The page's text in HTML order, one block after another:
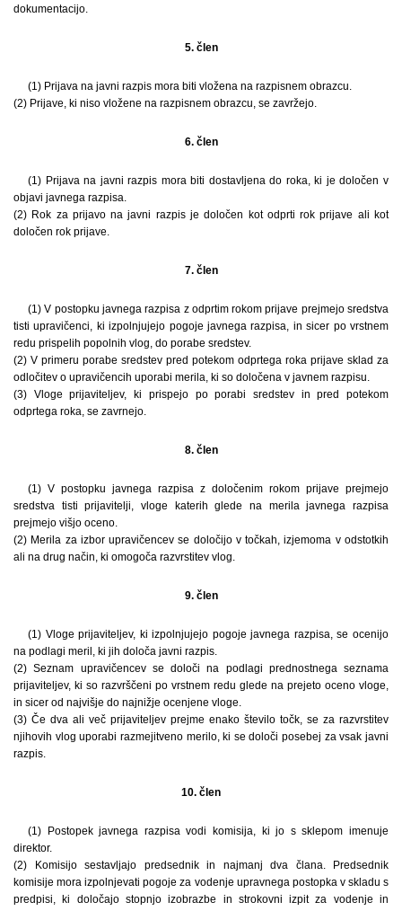
dokumentacijo.
5. člen
(1) Prijava na javni razpis mora biti vložena na razpisnem obrazcu.
(2) Prijave, ki niso vložene na razpisnem obrazcu, se zavržejo.
6. člen
(1) Prijava na javni razpis mora biti dostavljena do roka, ki je določen v
objavi javnega razpisa.
(2) Rok za prijavo na javni razpis je določen kot odprti rok prijave ali kot
določen rok prijave.
7. člen
(1) V postopku javnega razpisa z odprtim rokom prijave prejmejo sredstva
tisti upravičenci, ki izpolnjujejo pogoje javnega razpisa, in sicer po vrstnem
redu prispelih popolnih vlog, do porabe sredstev.
(2) V primeru porabe sredstev pred potekom odprtega roka prijave sklad za
odločitev o upravičencih uporabi merila, ki so določena v javnem razpisu.
(3) Vloge prijaviteljev, ki prispejo po porabi sredstev in pred potekom
odprtega roka, se zavrnejo.
8. člen
(1) V postopku javnega razpisa z določenim rokom prijave prejmejo
sredstva tisti prijavitelji, vloge katerih glede na merila javnega razpisa
prejmejo višjo oceno.
(2) Merila za izbor upravičencev se določijo v točkah, izjemoma v odstotkih
ali na drug način, ki omogoča razvrstitev vlog.
9. člen
(1) Vloge prijaviteljev, ki izpolnjujejo pogoje javnega razpisa, se ocenijo
na podlagi meril, ki jih določa javni razpis.
(2) Seznam upravičencev se določi na podlagi prednostnega seznama
prijaviteljev, ki so razvrščeni po vrstnem redu glede na prejeto oceno vloge,
in sicer od najvišje do najnižje ocenjene vloge.
(3) Če dva ali več prijaviteljev prejme enako število točk, se za razvrstitev
njihovih vlog uporabi razmejitveno merilo, ki se določi posebej za vsak javni
razpis.
10. člen
(1) Postopek javnega razpisa vodi komisija, ki jo s sklepom imenuje
direktor.
(2) Komisijo sestavljajo predsednik in najmanj dva člana. Predsednik
komisije mora izpolnjevati pogoje za vodenje upravnega postopka v skladu s
predpisi, ki določajo stopnjo izobrazbe in strokovni izpit za vodenje in